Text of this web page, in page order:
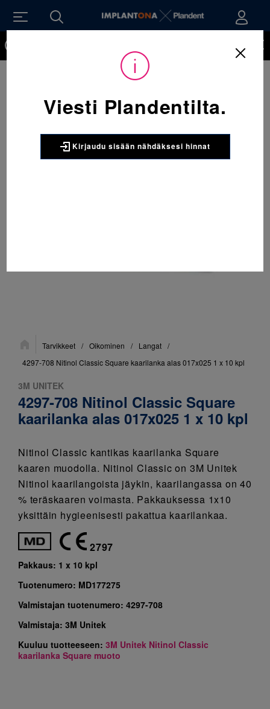
Sijainti:Tarvikkeet / Oikominen / Langat /
4297-708 Nitinol Classic Square kaarilanka alas 017x025 1 x 10 kpl
3M UNITEK
4297-708 Nitinol Classic Square
kaarilanka alas 017x025 1 x 10 kpl
Nitinol Classic kantikas kaarilanka Square
kaaren muodolla. Nitinol Classic on 3M Unitek
Nitinol kaarilangoista jäykin, kaarilangassa on 40
% teräskaaren voimasta. Pakkauksessa 1x10
yksittäin hygieenisesti pakattua kaarilankaa.
2797
Pakkaus: 1 x 10 kpl
Tuotenumero: MD177275
Valmistajan tuotenumero: 4297-708
Valmistaja: 3M Unitek
Kuuluu tuotteeseen: 3M Unitek Nitinol Classic
kaarilanka Square muoto
Viesti Plandentilta.
Kirjaudu sisään nähdäksesi hinnat